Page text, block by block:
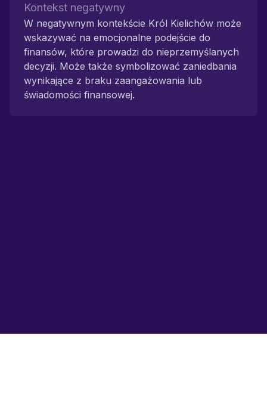
Kontekst negatywny
W negatywnym kontekście Król Kielichów może
wskazywać na emocjonalne podejście do
finansów, które prowadzi do nieprzemyślanych
decyzji. Może także symbolizować zaniedbania
wynikające z braku zaangażowania lub
świadomości finansowej.